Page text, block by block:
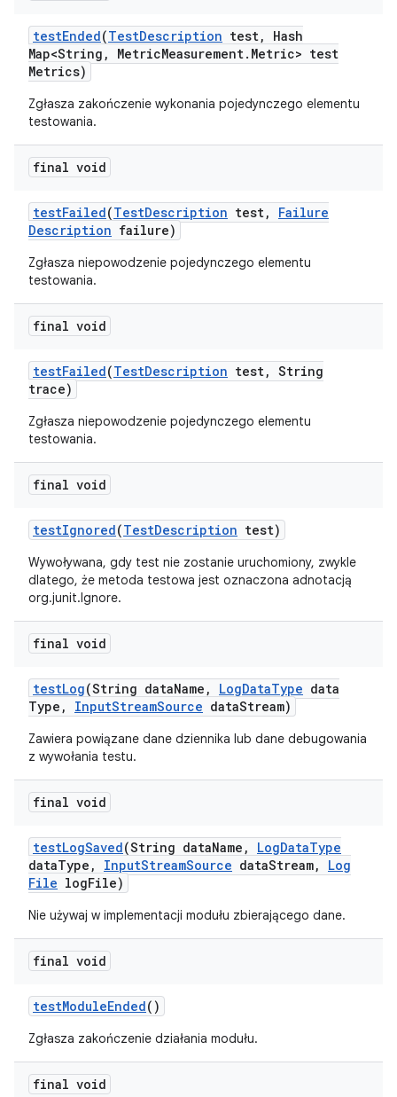
testEnded(TestDescription test,
Hash
Map<String , MetricMeasurement. Metric> test
Metrics)
Zgłasza zakończenie wykonania pojedynczego elementu
testowania.
final void
testFailed(TestDescription test,
Failure
Description failure)
Zgłasza niepowodzenie pojedynczego elementu
testowania.
final void
testFailed(TestDescription test, String
trace)
Zgłasza niepowodzenie pojedynczego elementu
testowania.
final void
testIgnored(TestDescription test)
Wywoływana, gdy test nie zostanie uruchomiony, zwykle
dlatego, że metoda testowa jest oznaczona adnotacją
org.junit.Ignore.
final void
testLog(String dataName , LogDataType data
Type , InputStreamSource dataStream)
Zawiera powiązane dane dziennika lub dane debugowania
z wywołania testu.
final void
testLogSaved(String dataName , LogDataType
dataType , InputStreamSource dataStream,
Log
File logFile)
Nie używaj w implementacji modułu zbierającego dane.
final void
testModuleEnded()
Zgłasza zakończenie działania modułu.
final void